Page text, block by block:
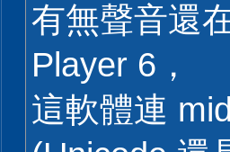
有無聲音還
Player 6，
這軟體連